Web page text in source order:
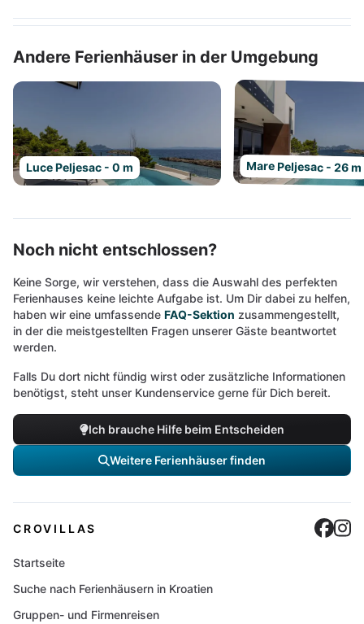
Andere Ferienhäuser in der Umgebung
Luce Peljesac - 0 m Mare Peljesac - 26 m
Noch nicht entschlossen?
Keine Sorge, wir verstehen, dass die Auswahl des perfekten
Ferienhauses keine leichte Aufgabe ist. Um Dir dabei zu helfen,
haben wir eine umfassende FAQ-Sektion zusammengestellt,
in der die meistgestellten Fragen unserer Gäste beantwortet
werden.
Falls Du dort nicht fündig wirst oder zusätzliche Informationen
benötigst, steht unser Kundenservice gerne für Dich bereit.
Ich brauche Hilfe beim Entscheiden
Weitere Ferienhäuser finden
CROVILLAS
Startseite
Suche nach Ferienhäusern in Kroatien
Gruppen- und Firmenreisen